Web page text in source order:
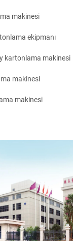
makinesi
ekipmanı
kartonlama makinesi
makinesi
makinesi